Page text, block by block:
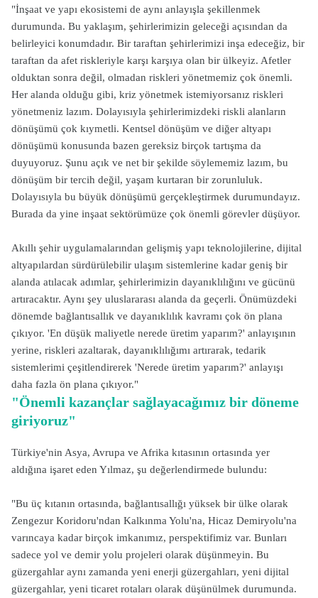
"İnşaat ve yapı ekosistemi de aynı anlayışla şekillenmek
durumunda. Bu yaklaşım, şehirlerimizin geleceği açısından da
belirleyici konumdadır. Bir taraftan şehirlerimizi inşa edeceğiz, bir
taraftan da afet riskleriyle karşı karşıya olan bir ülkeyiz. Afetler
olduktan sonra değil, olmadan riskleri yönetmemiz çok önemli.
Her alanda olduğu gibi, kriz yönetmek istemiyorsanız riskleri
yönetmeniz lazım. Dolayısıyla şehirlerimizdeki riskli alanların
dönüşümü çok kıymetli. Kentsel dönüşüm ve diğer altyapı
dönüşümü konusunda bazen gereksiz birçok tartışma da
duyuyoruz. Şunu açık ve net bir şekilde söylememiz lazım, bu
dönüşüm bir tercih değil, yaşam kurtaran bir zorunluluk.
Dolayısıyla bu büyük dönüşümü gerçekleştirmek durumundayız.
Burada da yine inşaat sektörümüze çok önemli görevler düşüyor.
Akıllı şehir uygulamalarından gelişmiş yapı teknolojilerine, dijital
altyapılardan sürdürülebilir ulaşım sistemlerine kadar geniş bir
alanda atılacak adımlar, şehirlerimizin dayanıklılığını ve gücünü
artıracaktır. Aynı şey uluslararası alanda da geçerli. Önümüzdeki
dönemde bağlantısallık ve dayanıklılık kavramı çok ön plana
çıkıyor. 'En düşük maliyetle nerede üretim yaparım?' anlayışının
yerine, riskleri azaltarak, dayanıklılığımı artırarak, tedarik
sistemlerimi çeşitlendirerek 'Nerede üretim yaparım?' anlayışı
daha fazla ön plana çıkıyor."
"Önemli kazançlar sağlayacağımız bir döneme
giriyoruz"
Türkiye'nin Asya, Avrupa ve Afrika kıtasının ortasında yer
aldığına işaret eden Yılmaz, şu değerlendirmede bulundu:
"Bu üç kıtanın ortasında, bağlantısallığı yüksek bir ülke olarak
Zengezur Koridoru'ndan Kalkınma Yolu'na, Hicaz Demiryolu'na
varıncaya kadar birçok imkanımız, perspektifimiz var. Bunları
sadece yol ve demir yolu projeleri olarak düşünmeyin. Bu
güzergahlar aynı zamanda yeni enerji güzergahları, yeni dijital
güzergahlar, yeni ticaret rotaları olarak düşünülmek durumunda.